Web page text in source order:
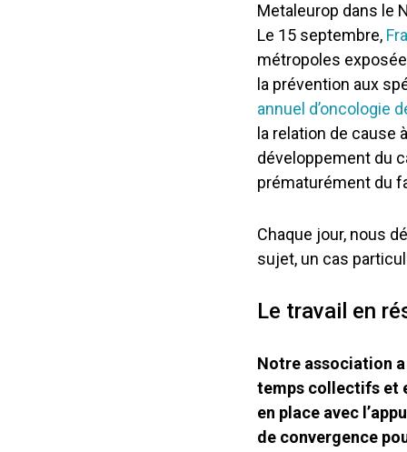
Metaleurop dans le
Le 15 septembre,
métropoles
la prévention aux
annuel d’oncologie
la relation de cause
développement du
prématurément du
Chaque jour, nous
sujet, un cas
Le travail en
Notre association
temps collectifs et
en place avec
de convergence